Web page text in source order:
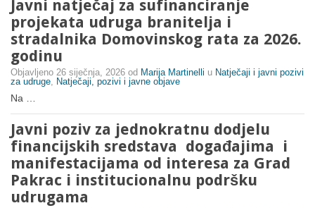
Javni natječaj za sufinanciranje
projekata udruga branitelja i
stradalnika Domovinskog rata za 2026.
godinu
Objavljeno 26 siječnja, 2026 od Marija Martinelli u Natječaji i javni pozivi
za udruge, Natječaji, pozivi i javne objave
Na …
Javni poziv za jednokratnu dodjelu
financijskih sredstava događajima i
manifestacijama od interesa za Grad
Pakrac i institucionalnu podršku
udrugama